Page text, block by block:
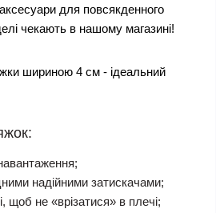
аксесуари для повсякденного
чекають в нашому магазині!
шириною 4 см - ідеальний
надійними затискачами;
щоб не «врізатися» в плечі;